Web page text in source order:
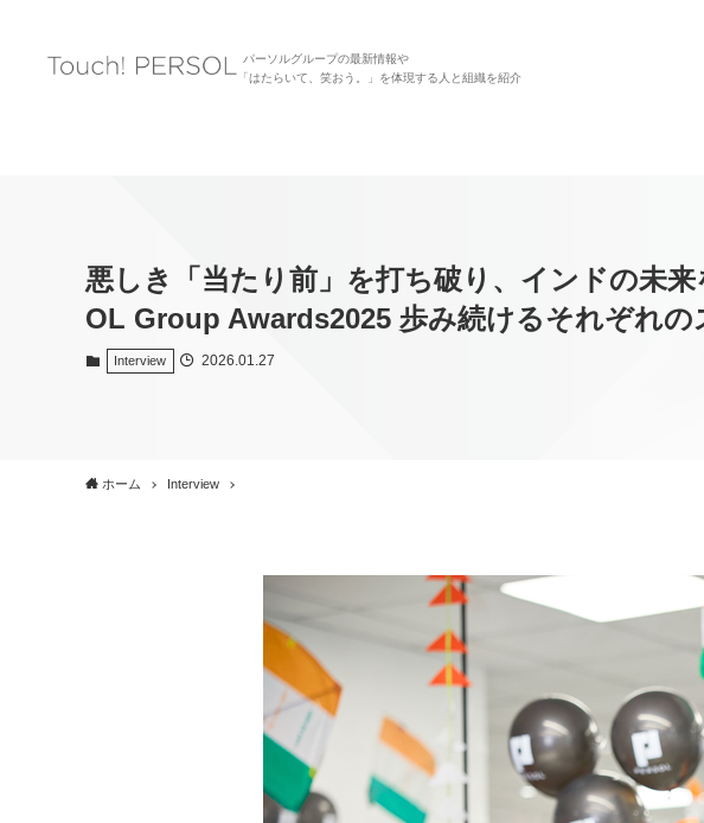
パーソルグループの最新情報や
「はたらいて、笑おう。」を体現する人と組織を紹介
悪しき「当たり前」を打ち破り、インドの未
OL Group Awards2025 歩み続けるそれぞれの
Interview 2026.01.27
ホーム Interview